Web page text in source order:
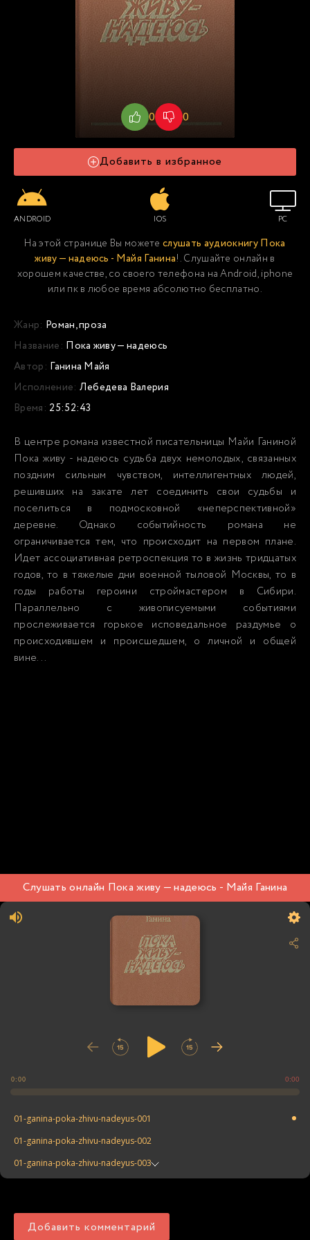
0 0
Добавить в избранное
ANDROID IOS PC
На этой странице Вы можетеслушать аудиокнигу Пока
живу — надеюсь - Майя Ганина!. Слушайте онлайн в
хорошем качестве, со своего телефона на Android, iphone
или пк в любое время абсолютно бесплатно.
Жанр: Роман, проза
Название: Пока живу — надеюсь
Автор: Ганина Майя
Исполнение: Лебедева Валерия
Время: 25:52:43
В центре романа известной писательницы Майи Ганиной
Пока живу - надеюсь судьба двух немолодых, связанных
поздним сильным чувством, интеллигентных людей,
решивших на закате лет соединить свои судьбы и
поселиться в подмосковной «неперспективной»
деревне. Однако событийность романа не
ограничивается тем, что происходит на первом плане.
Идет ассоциативная ретроспекция то в жизнь тридцатых
годов, то в тяжелые дни военной тыловой Москвы, то в
годы работы героини строймастером в Сибири.
Параллельно с живописуемыми событиями
прослеживается горькое исповедальное раздумье о
происходившем и происшедшем, о личной и общей
вине...
Слушать онлайн Пока живу — надеюсь - Майя Ганина
0:00 0:00
01-ganina-poka-zhivu-nadeyus-001
01-ganina-poka-zhivu-nadeyus-002
01-ganina-poka-zhivu-nadeyus-003
01-ganina-poka-zhivu-nadeyus-006
Добавить комментарий